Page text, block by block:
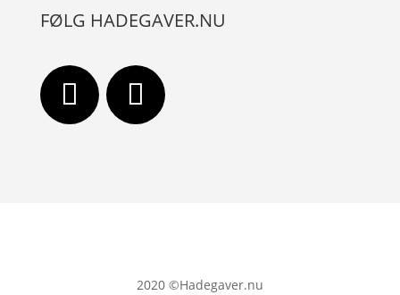
FØLG HADEGAVER.NU
2020 ©Hadegaver.nu